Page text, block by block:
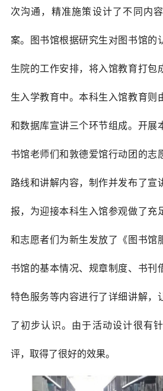
次沟通，精准施策设计了不同内
案。图书馆根据研究生对图书馆的
生院的工作安排，将入馆教育打包
生入学教育中。本科生入馆教育则
和数据库宣讲三个环节组成。开展
书馆老师们和敦德爱馆行动团的志
路线和讲解内容，制作并发布了宣
报，为迎接本科生入馆参观做了充
和志愿者们为新生发放了《图书馆
书馆的基本情况、规章制度、书刊
特色服务等内容进行了详细讲解，
了初步认识。由于活动设计很有
评，取得了很好的效果。